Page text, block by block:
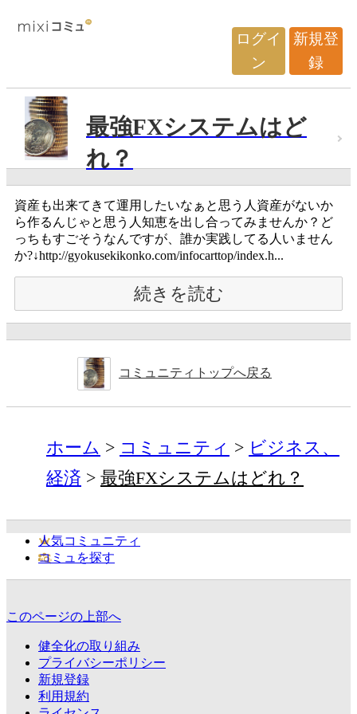
ログイ
ン
新規登
録
最強FXシステムはど
れ？
資産も出来てきて運用したいなぁと思う人資産がないか
ら作るんじゃと思う人知恵を出し合ってみませんか？ど
っちもすごそうなんですが、誰か実践してる人いません
か?↓http://gyokusekikonko.com/infocarttop/index.h...
続きを読む
コミュニティトップへ戻る
ホーム コミュニティ
ビジネス、
経済
最強FXシステムはどれ？
人気コミュニティ
コミュを探す
このページの上部へ
健全化の取り組み
プライバシーポリシー
新規登録
利用規約